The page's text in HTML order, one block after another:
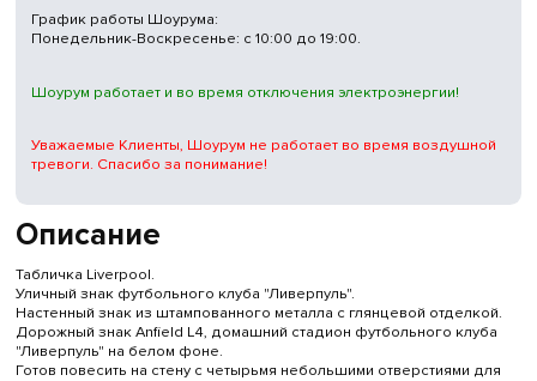
Описание
Табличка Liverpool.
Уличный знак футбольного клуба "Ливерпуль".
Настенный знак из штампованного металла с глянцевой отделкой.
Дорожный знак Anfield L4, домашний стадион футбольного клуба
"Ливерпуль" на белом фоне.
Готов повесить на стену с четырьмя небольшими отверстиями для
График работы Шоурума:
Понедельник-Воскресенье: с 10:00 до 19:00.
Шоурум работает и во время отключения электроэнергии!
Уважаемые Клиенты, Шоурум не работает во время воздушной
тревоги. Спасибо за понимание!